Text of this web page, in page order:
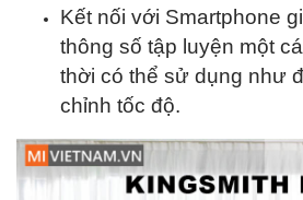
Kết nối với Smartphone
thông số tập luyện một
thời có thể sử dụng như
chỉnh tốc độ.